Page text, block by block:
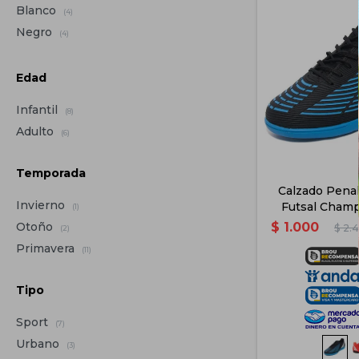
Calzado
Futsal
Niños
$ 1.000 $
Blanco (4)
Negro (4)
Edad
Infantil (8)
Adulto (6)
Temporada
Invierno (1)
Otoño (2)
Primavera (11)
Tipo
Sport (7)
Urbano (3)